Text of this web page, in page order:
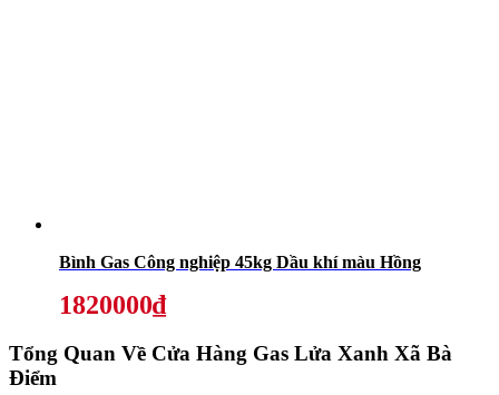
Bình Gas Công nghiệp 45kg Dầu khí màu Hồng
1820000₫
Tổng Quan Về Cửa Hàng Gas Lửa Xanh Xã Bà
Điểm